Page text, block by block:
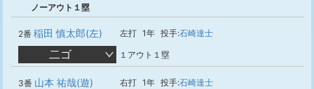
ノーアウト１塁
2番 稲田 慎太郎(左) 左打 1年 投手:石崎達士
二ゴ １アウト１塁
3番 山本 祐哉(遊) 右打 1年 投手:石崎達士